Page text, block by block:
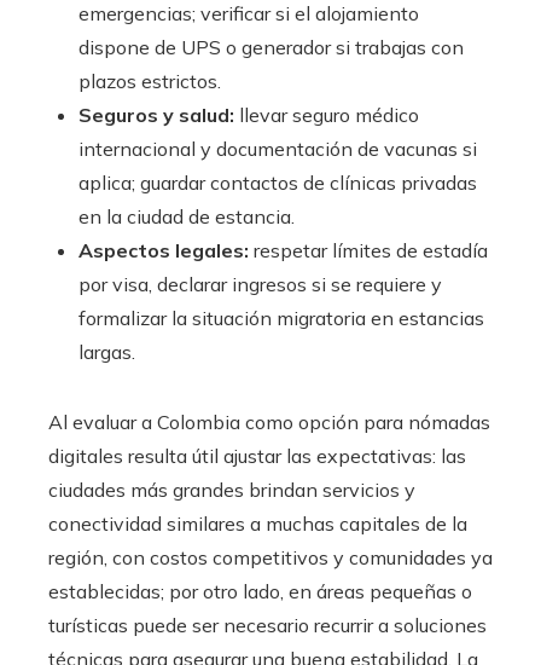
emergencias; verificar si el alojamiento
dispone de UPS o generador si trabajas con
plazos estrictos.
Seguros y salud: llevar seguro médico
internacional y documentación de vacunas si
aplica; guardar contactos de clínicas privadas
en la ciudad de estancia.
Aspectos legales: respetar límites de estadía
por visa, declarar ingresos si se requiere y
formalizar la situación migratoria en estancias
largas.
Al evaluar a Colombia como opción para nómadas
digitales resulta útil ajustar las expectativas: las
ciudades más grandes brindan servicios y
conectividad similares a muchas capitales de la
región, con costos competitivos y comunidades ya
establecidas; por otro lado, en áreas pequeñas o
turísticas puede ser necesario recurrir a soluciones
técnicas para asegurar una buena estabilidad. La